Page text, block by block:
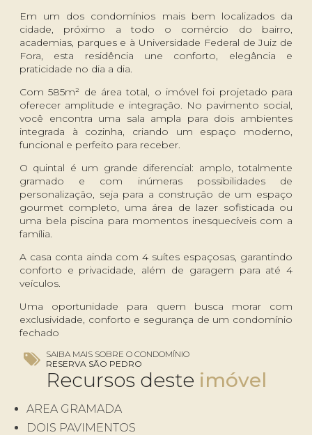
Em um dos condomínios mais bem localizados da
cidade, próximo a todo o comércio do bairro,
academias, parques e à Universidade Federal de Juiz de
Fora, esta residência une conforto, elegância e
praticidade no dia a dia.
Com 585m² de área total, o imóvel foi projetado para
oferecer amplitude e integração. No pavimento social,
você encontra uma sala ampla para dois ambientes
integrada à cozinha, criando um espaço moderno,
funcional e perfeito para receber.
O quintal é um grande diferencial: amplo, totalmente
gramado e com inúmeras possibilidades de
personalização, seja para a construção de um espaço
gourmet completo, uma área de lazer sofisticada ou
uma bela piscina para momentos inesquecíveis com a
família.
A casa conta ainda com 4 suítes espaçosas, garantindo
conforto e privacidade, além de garagem para até 4
veículos.
Uma oportunidade para quem busca morar com
exclusividade, conforto e segurança de um condomínio
fechado
SAIBA MAIS SOBRE O CONDOMÍNIO
RESERVA SÃO PEDRO
Recursos deste
AREA GRAMADA
DOIS PAVIMENTOS